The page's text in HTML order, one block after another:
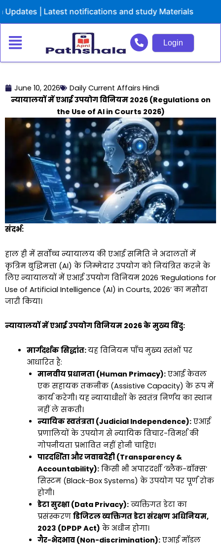
to
| Latest notifications and study Materials
Login
June 10, 2026
Daily Current Affairs Hindi
न्यायालयों में एआई उपयोग विनियम 2026 (Regulations on
the Use of AI in Courts 2026)
संदर्भ:
हाल ही में सर्वोच्च न्यायालय की एआई समिति ने अदालतों में
कृत्रिम बुद्धिमत्ता (AI) के जिम्मेदार उपयोग को नियंत्रित करने के
लिए न्यायालयों में एआई उपयोग विनियम 2026 ‘Regulations for
Use of Artificial Intelligence (AI) in Courts, 2026’ का मसौदा
जारी किया।
न्यायालयों में एआई उपयोग विनियम 2026 के मुख्य बिंदु:
मार्गदर्शक सिद्धांत:यह विनियम पाँच मुख्य स्तंभों पर
आधारित है:
मानवीय प्रधानता (Human Primacy):एआई केवल
एक सहायक तकनीक (Assistive Capacity) के रूप में
कार्य करेगी। यह न्यायाधीशों के स्वतंत्र निर्णय का स्थान
नहीं ले सकती।
न्यायिक स्वतंत्रता (Judicial Independence):एआई
प्रणालियों के उपयोग से न्यायिक विचार-विमर्श की
गोपनीयता प्रभावित नहीं होनी चाहिए।
पारदर्शिता और जवाबदेही (Transparency &
Accountability):किसी भी अपारदर्शी ‘ब्लैक-बॉक्स’
सिस्टम (Black-Box Systems) के उपयोग पर पूर्ण रोक
होगी।
डेटा सुरक्षा (Data Privacy):व्यक्तिगत डेटा का
प्रसंस्करण डिजिटल व्यक्तिगत डेटा संरक्षण अधिनियम,
2023 (DPDP Act) के अधीन होगा।
गैर-भेदभाव (Non-discrimination):एआई मॉडल